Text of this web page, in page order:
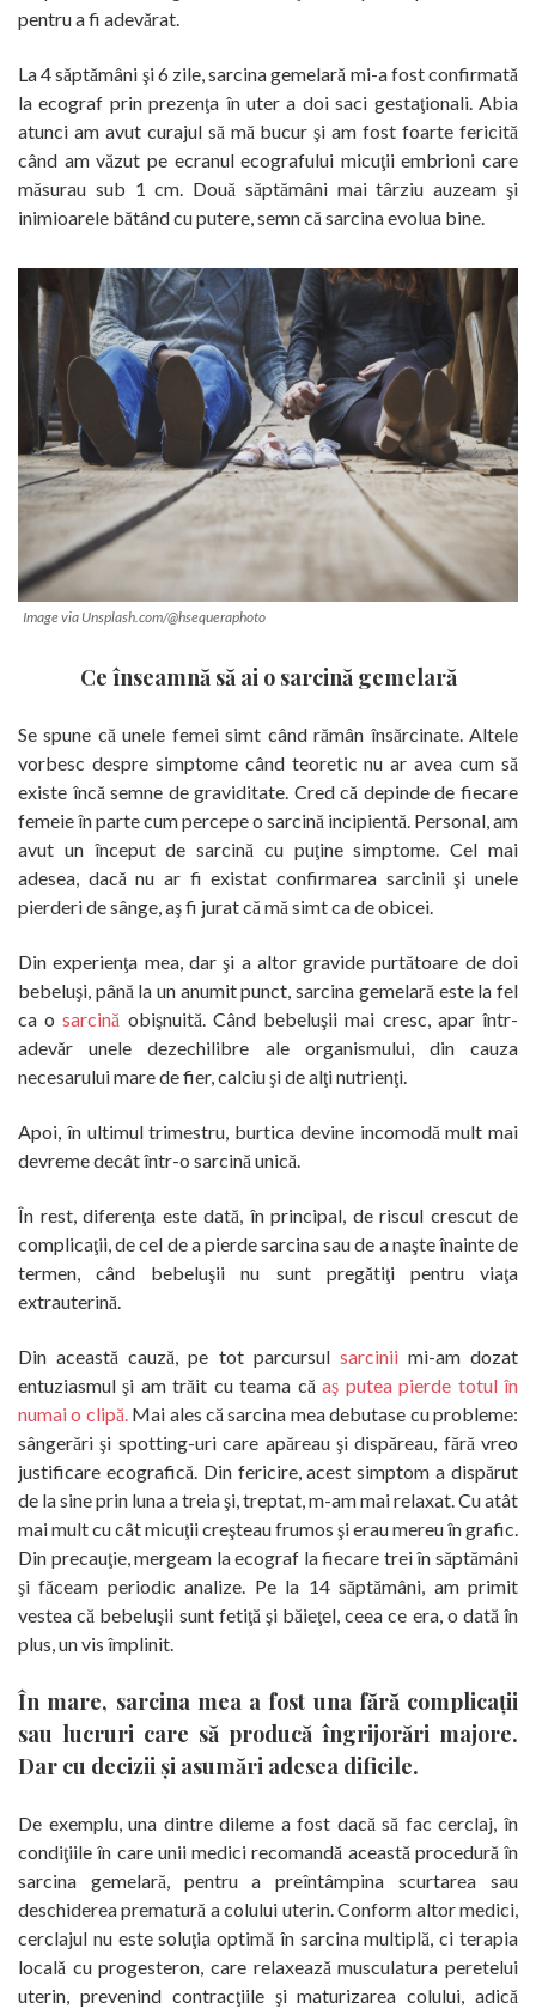
pentru a fi adevărat.
La 4 săptămâni şi 6 zile, sarcina gemelară mi-a fost confirmată
la ecograf prin prezenţa în uter a doi saci gestaţionali. Abia
atunci am avut curajul să mă bucur şi am fost foarte fericită
când am văzut pe ecranul ecografului micuţii embrioni care
măsurau sub 1 cm. Două săptămâni mai târziu auzeam şi
inimioarele bătând cu putere, semn că sarcina evolua bine.
Image via Unsplash.com/@hsequeraphoto
Ce înseamnă să ai o sarcină gemelară
Se spune că unele femei simt când rămân însărcinate. Altele
vorbesc despre simptome când teoretic nu ar avea cum să
existe încă semne de graviditate. Cred că depinde de fiecare
femeie în parte cum percepe o sarcină incipientă. Personal, am
avut un început de sarcină cu puţine simptome. Cel mai
adesea, dacă nu ar fi existat confirmarea sarcinii şi unele
pierderi de sânge, aş fi jurat că mă simt ca de obicei.
Din experienţa mea, dar şi a altor gravide purtătoare de doi
bebeluşi, până la un anumit punct, sarcina gemelară este la fel
ca o sarcină obişnuită. Când bebeluşii mai cresc, apar într-
adevăr unele dezechilibre ale organismului, din cauza
necesarului mare de fier, calciu şi de alţi nutrienţi.
Apoi, în ultimul trimestru, burtica devine incomodă mult mai
devreme decât într-o sarcină unică.
În rest, diferenţa este dată, în principal, de riscul crescut de
complicaţii, de cel de a pierde sarcina sau de a naşte înainte de
termen, când bebeluşii nu sunt pregătiţi pentru viaţa
extrauterină.
Din această cauză, pe tot parcursulsarciniimi-am dozat
entuziasmul şi am trăit cu teama căaş putea pierde totul în
numai o clipă. Mai ales că sarcina mea debutase cu probleme:
sângerări şi spotting-uri care apăreau şi dispăreau, fără vreo
justificare ecografică. Din fericire, acest simptom a dispărut
de la sine prin luna a treia şi, treptat, m-am mai relaxat. Cu atât
mai mult cu cât micuţii creşteau frumos şi erau mereu în grafic.
Din precauţie, mergeam la ecograf la fiecare trei în săptămâni
şi făceam periodic analize. Pe la 14 săptămâni, am primit
vestea că bebeluşii sunt fetiţă şi băieţel, ceea ce era, o dată în
plus, un vis împlinit.
În mare, sarcina mea a fost una fără complicaţii
sau lucruri care să producă îngrijorări majore.
Dar cu decizii şi asumări adesea dificile.
De exemplu, una dintre dileme a fost dacă să fac cerclaj, în
condiţiile în care unii medici recomandă această procedură în
sarcina gemelară, pentru a preîntâmpina scurtarea sau
deschiderea prematură a colului uterin. Conform altor medici,
cerclajul nu este soluţia optimă în sarcina multiplă, ci terapia
locală cu progesteron, care relaxează musculatura peretelui
uterin, prevenind contracţiile şi maturizarea colului, adică